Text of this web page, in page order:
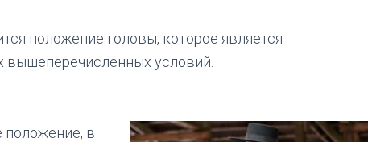
положение головы, которое является
условий.
положение, в